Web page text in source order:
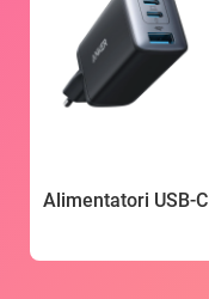
Alimentatori USB-C